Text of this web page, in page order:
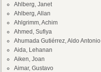
Ahlberg, Janet
Ahlberg, Allan
Ahlgrimm, Achim
Ahmed, Sufiya
Ahumada Gutiérrez, Aldo Antonio
Aida, Lehanan
Aiken, Joan
Aimar, Gustavo